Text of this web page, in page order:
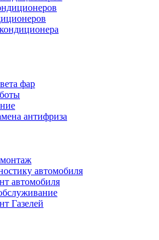
фар
антифриза
автомобиля
автомобиля
Газелей